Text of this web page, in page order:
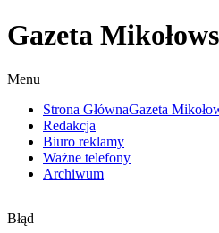
Gazeta
Menu
Strona GłównaGazeta
Redakcja
Biuro reklamy
Ważne telefony
Archiwum
Błąd